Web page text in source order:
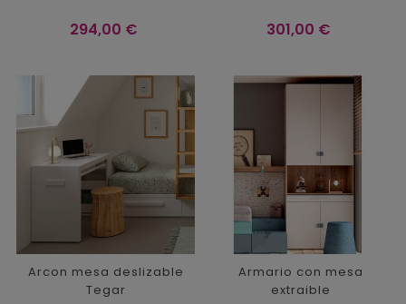
Precio
294,00 € Precio
301,00 €
Arcon mesa deslizable
Tegar
Armario con mesa
extraible